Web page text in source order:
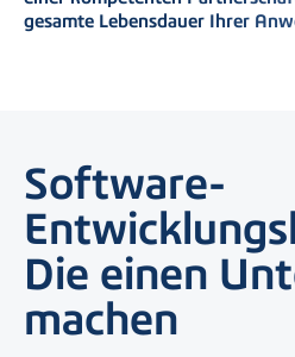
gesamte Lebensdauer Ihrer
Software-
Die einen
machen